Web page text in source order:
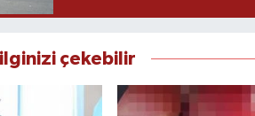
çekebilir